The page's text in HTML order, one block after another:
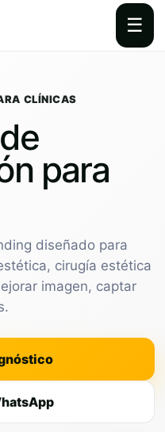
☰
CLÍNICAS
para
diseñado para
cirugía estética
imagen, captar